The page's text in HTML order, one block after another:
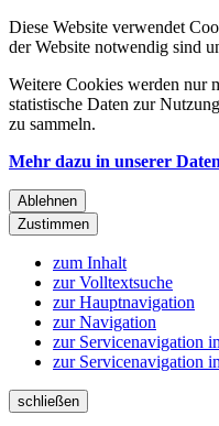
Diese Website verwendet
der Website notwendig sind
Weitere Cookies werden nur
statistische Daten zur
zu sammeln.
Mehr dazu in unserer
Ablehnen
Zustimmen
zum Inhalt
zur Volltextsuche
zur Hauptnavigation
zur Navigation
zur Servicenavigation
zur Servicenavigation
schließen